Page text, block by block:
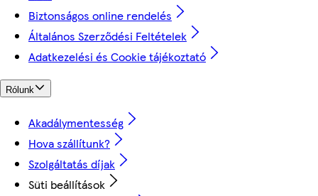
Biztonságos online rendelés
Általános Szerződési Feltételek
Adatkezelési és Cookie tájékoztató
Rólunk
Akadálymentesség
Hova szállítunk?
Szolgáltatás díjak
Süti beállítások